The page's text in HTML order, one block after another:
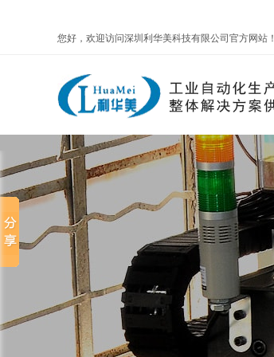
您好，欢迎访问深圳利华美科技有限公司官方网站！